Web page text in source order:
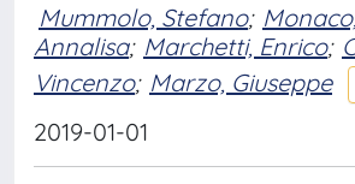
Mummolo, Stefano;
Annalisa; Marchetti, Enrico;
Vincenzo; Marzo, Giuseppe
2019-01-01